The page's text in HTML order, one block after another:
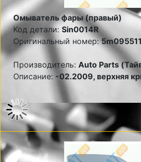
Омыватель фары (правый)
Код детали: Sin0014R
Оригинальный номер:
Производитель: Auto Parts
Описание: -02.2009, верхняя